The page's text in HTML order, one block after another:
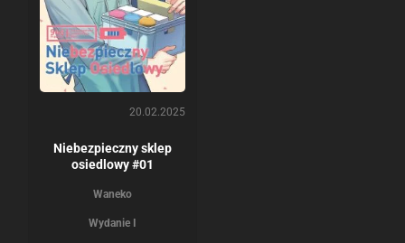
20.02.2025
Niebezpieczny sklep
osiedlowy #01
Waneko
Wydanie I